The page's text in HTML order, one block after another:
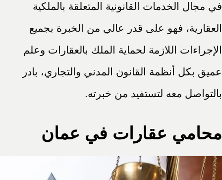
في مجال الخدمات القانونية المتعلقة بالملكية
العقارية، فهو على قدر عالي من الخبرة بجميع
الإجراءات اللازمة لحماية الملك بالعقارات وعلم
عميق بكل أنظمة القانون المدني والتجاري، بادر
بالتواصل معه لتستفيد من خبرته.
محامي عقارات في عمان